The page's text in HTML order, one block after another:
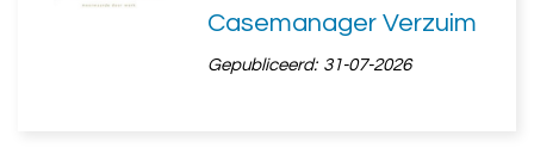
Casemanager Verzuim
Gepubliceerd: 31-07-2026